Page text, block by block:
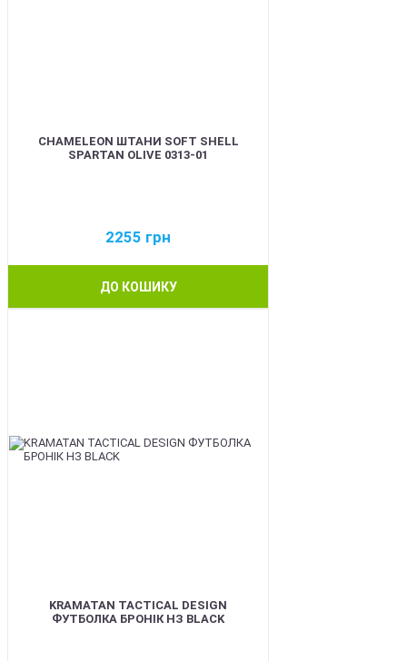
CHAMELEON ШТАНИ SOFT SHELL
SPARTAN OLIVE 0313-01
2255 грн
ДО КОШИКУ
KRAMATAN TACTICAL DESIGN
ФУТБОЛКА БРОНІК НЗ BLACK